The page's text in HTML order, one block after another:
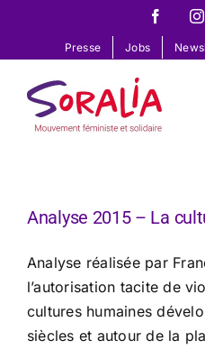
contenu
Presse Jobs
Analyse 2015 – La
Analyse réalisée par
l’autorisation tacite de
cultures humaines
siècles et autour de la